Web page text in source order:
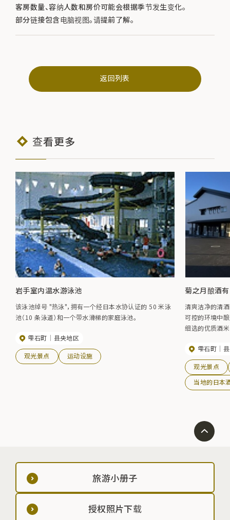
客房数量、容纳人数和房价可能会根据季节发生变化。
部分链接包含电脑视图。请提前了解。
返回列表
查看更多
岩手室内温水游泳池
该泳池绰号 "热泳"，拥有一个经日本水协认证的 50 米泳
池（10 条泳道）和一个带水滑梯的家庭泳池。
雫石町 县央地区
观光景点 运动设施
菊之月酿酒
清爽洁净的清
可控的环境中
细选的优质酒
作纪念品、宴
雫石町
观光景点
当地的日本
旅游小册子
授权照片下载